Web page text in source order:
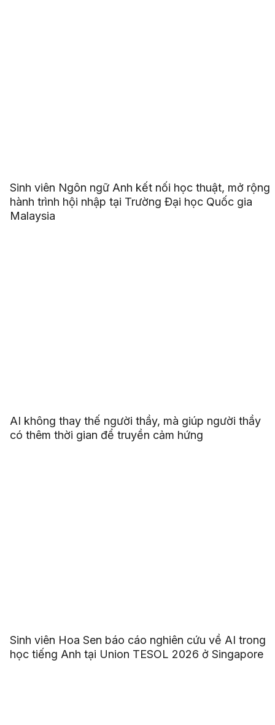
Sinh viên Ngôn ngữ Anh kết nối học thuật, mở rộng
hành trình hội nhập tại Trường Đại học Quốc gia
Malaysia
AI không thay thế người thầy, mà giúp người thầy
có thêm thời gian để truyền cảm hứng
Sinh viên Hoa Sen báo cáo nghiên cứu về AI trong
học tiếng Anh tại Union TESOL 2026 ở Singapore